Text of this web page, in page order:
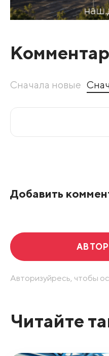
Сначала новые
Добавить
Авторизуйресь, чтобы
Читайте